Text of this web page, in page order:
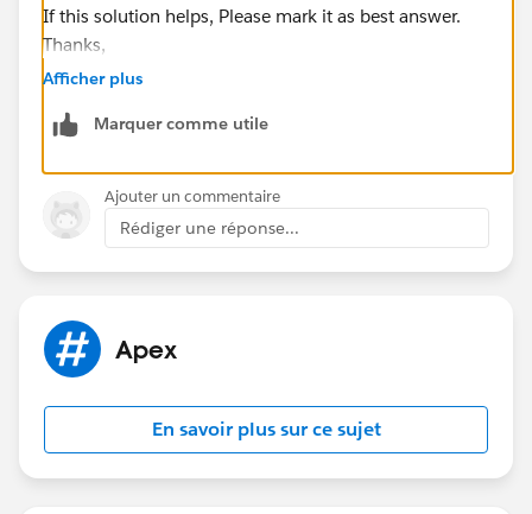
If this solution helps, Please mark it as best answer.
Thanks,
Afficher plus
Marquer comme utile
Ajouter un commentaire
Rédiger une réponse...
Apex
En savoir plus sur ce sujet